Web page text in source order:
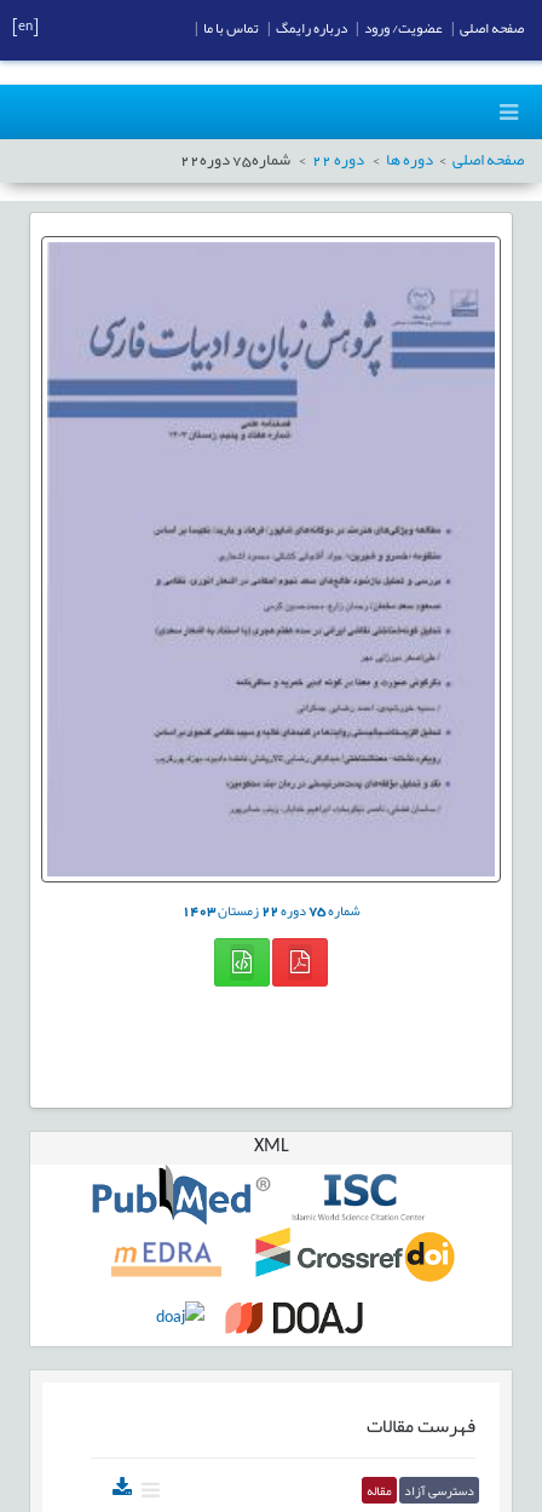
صفحه اصلی دوره ها دوره22 شماره75دوره22
شماره75دوره22زمستان1403
XML
فهرست مقالات
دسترسی آزاد مقاله
صفحه اصلی عضویت/ ورود درباره رایمگ تماس با ما